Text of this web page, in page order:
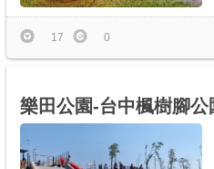
17 0
樂田公園-台中楓樹腳